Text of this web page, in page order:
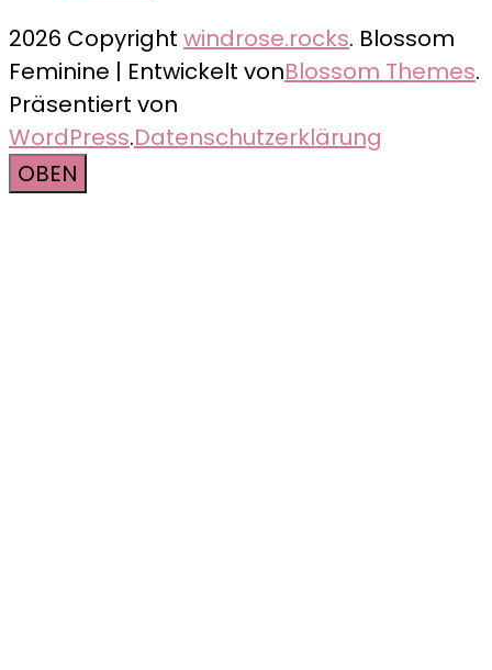
2026 Copyright windrose.rocks. Blossom
Feminine | Entwickelt vonBlossom Themes.
Präsentiert von
WordPress.Datenschutzerklärung
OBEN